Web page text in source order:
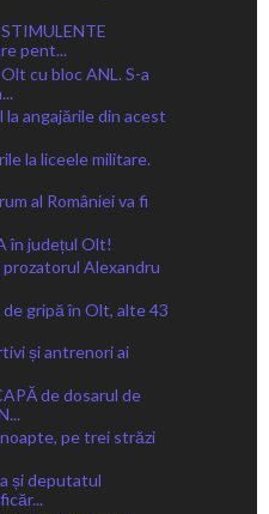
pent...
cu bloc ANL. S-a
angajările din acest
la liceele militare.
al României va fi
în județul Olt!
Alexandru
gripă în Olt, alte 43
și antrenori ai
de dosarul de
pe trei străzi
și deputatul